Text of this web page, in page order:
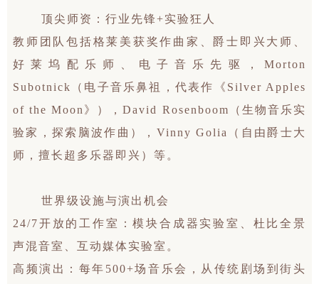
顶尖师资：行业先锋+实验狂人
教师团队包括格莱美获奖作曲家、爵士即兴大师、
好莱坞配乐师、电子音乐先驱，Morton
Subotnick（电子音乐鼻祖，代表作《Silver Apples
of the Moon》），David Rosenboom（生物音乐实
验家，探索脑波作曲），Vinny Golia（自由爵士大
师，擅长超多乐器即兴）等。
世界级设施与演出机会
24/7开放的工作室：模块合成器实验室、杜比全景
声混音室、互动媒体实验室。
高频演出：每年500+场音乐会，从传统剧场到街头